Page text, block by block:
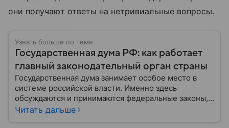
они получают ответы на нетривиальные вопросы.
Узнать больше по теме
Государственная дума РФ: как работает
главный законодательный орган страны
Государственная дума занимает особое место в
системе российской власти. Именно здесь
обсуждаются и принимаются федеральные законы,
определяющие развитие государства, экономики и
Читать дальше